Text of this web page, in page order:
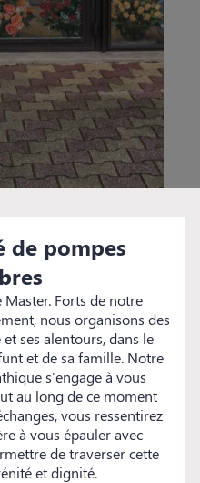
de pompes
Master. Forts de notre
nous organisons des
ses alentours, dans le
et de sa famille. Notre
s'engage à vous
au long de ce moment
vous ressentirez
à vous épauler avec
de traverser cette
et dignité.